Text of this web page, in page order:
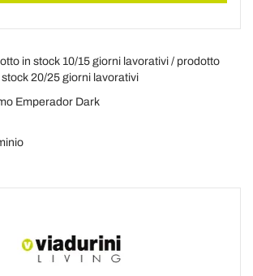
in stock 10/15 giorni lavorativi / prodotto
20/25 giorni lavorativi
Emperador Dark